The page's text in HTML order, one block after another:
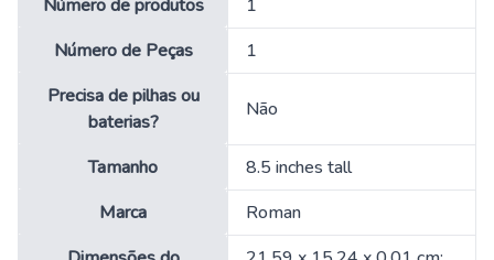
Número de produtos
‎1
Número de Peças
‎1
Precisa de pilhas ou
baterias?
‎Não
Tamanho
‎8.5 inches tall
Marca
‎Roman